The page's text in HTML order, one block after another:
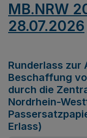
MB.NRW
28.07.2026
Runderlass zur
Beschaffung
durch die
Nordrhein-
Erlass)